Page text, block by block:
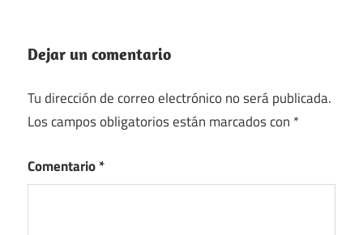
Dejar un comentario
Tu dirección de correo electrónico no será publicada.
Los campos obligatorios están marcados con *
Comentario*